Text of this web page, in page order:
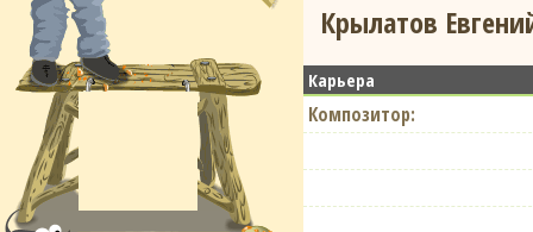
Крылатов
Карьера
Композитор: